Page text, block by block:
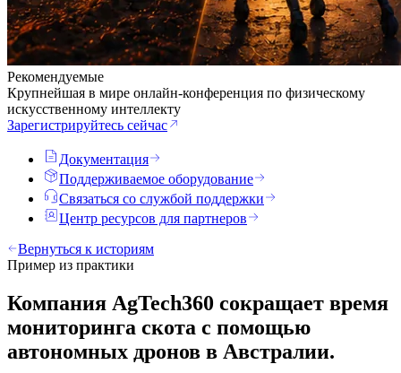
Рекомендуемые
Крупнейшая в мире онлайн-конференция по физическому
искусственному интеллекту
Зарегистрируйтесь сейчас
Документация
Поддерживаемое оборудование
Связаться со службой поддержки
Центр ресурсов для партнеров
Вернуться к историям
Пример из практики
Компания AgTech360 сокращает время
мониторинга скота с помощью
автономных дронов в Австралии.